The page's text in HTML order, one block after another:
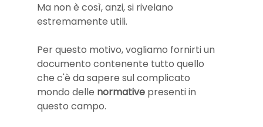
Ma non è così, anzi, si rivelano
estremamente utili.
Per questo motivo, vogliamo fornirti un
documento contenente tutto quello
che c'è da sapere sul complicato
mondo delle normative presenti in
questo campo.